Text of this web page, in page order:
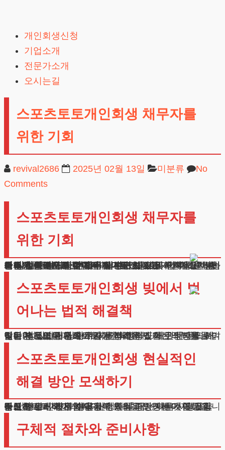
content
개인회생신청
기업소개
전문가소개
오시는길
스포츠토토개인회생 채무자를
위한 기회
revival2686 2025년 02월 13일 미분류
No
Comments
스포츠토토개인회생 채무자를
위한 기회
경제적 어려움으로 힘든 시기를 보내고 계신가요? 날이 갈수록 늘어나는 채무 걱정으로 잠 못 이루시는 분들이 많습니다.
특히 게임 성격의 투자와 관련된 빚으로 어려움을 겪는 의뢰인들을 자주 만나게 됩니다.
처음에는 단순한 취미나 재미로 시작했다가 예상치 못한 상황에 빠지신 분들이 대부분입니다.
이런 상황에서 법적 도움을 받아 새로운 시작을 준비하시는 것이 현명한 선택이 될 수 있습니다.
더 이상 혼자 고민하지 마시고, 전문가와 함께 해결 방안을 찾아보시기 바랍니다.
오늘은 여러분께 빚에서 벗어날 수 있는 구체적인 방법을 알려드리고자 합니다.
스포츠토토개인회생 빚에서 벗
어나는 법적 해결책
많은 분들이 스포츠토토개인회생제도에 관해 문의하십니다.
이는 법원의 판단으로 갚기 어려운 빚을 조정받을 수 있는 제도입니다. 채무자가 정직하게 자신의 상황을 밝히고, 성실하게 상환 계획을 이행하겠다는 의지를 보여준다면 새로운 시작이 가능합니다.
이러한 제도를 통해 게임 투자로 생긴 채무 문제도 해결할 수 있습니다.
스포츠토토개인회생 현실적인
해결 방안 모색하기
스포츠토토개인회생을 신청하실 때는 다음 사항들을 반드시 고려해야 합니다.
우선 본인의 채무 내역을 정확히 파악하는 것이 가장 중요합니다. 카드 사용 내역, 대출금, 연체 이자 등을 꼼꼼히 정리해야 합니다.
두 번째로 안정된 수입원이 있음을 증명해야 합니다. 급여 명세서나 사업자 장부 등의 증빙 서류가 필요합니다.
구체적 절차와 준비사항